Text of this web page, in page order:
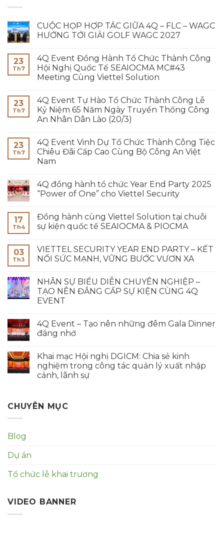
CUỘC HỌP HỢP TÁC GIỮA 4Q – FLC – WAGC
HƯỚNG TỚI GIẢI GOLF WAGC 2027
23
Th7
4Q Event Đồng Hành Tổ Chức Thành Công
Hội Nghị Quốc Tế SEAIOCMA MC#43
Meeting Cùng Viettel Solution
23
Th7
4Q Event Tự Hào Tổ Chức Thành Công Lễ
Kỷ Niệm 65 Năm Ngày Truyền Thống Công
An Nhân Dân Lào (20/3)
23
Th7
4Q Event Vinh Dự Tổ Chức Thành Công Tiệc
Chiêu Đãi Cấp Cao Cùng Bộ Công An Việt
Nam
4Q đồng hành tổ chức Year End Party 2025
“Power of One” cho Viettel Security
17
Th4
Đồng hành cùng Viettel Solution tại chuỗi
sự kiện quốc tế SEAIOCMA & PIOCMA
03
Th3
VIETTEL SECURITY YEAR END PARTY – KẾT
NỐI SỨC MẠNH, VỮNG BƯỚC VƯƠN XA
NHÂN SỰ BIỂU DIỄN CHUYÊN NGHIỆP –
TẠO NÊN ĐẲNG CẤP SỰ KIỆN CÙNG 4Q
EVENT
4Q Event – Tạo nên những đêm Gala Dinner
đáng nhớ
Khai mạc Hội nghị DGICM: Chia sẻ kinh
nghiệm trong công tác quản lý xuất nhập
cảnh, lãnh sự
CHUYÊN MỤC
Blog
Dự án
Tổ chức lễ khai trương
VIDEO BANNER